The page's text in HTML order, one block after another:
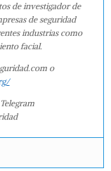
de investigador de
de seguridad
industrias como
facial.
o